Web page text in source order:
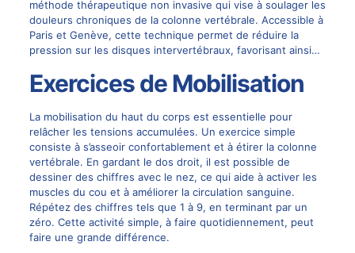
méthode thérapeutique non invasive qui vise à soulager les
douleurs chroniques de la colonne vertébrale. Accessible à
Paris et Genève, cette technique permet de réduire la
pression sur les disques intervertébraux, favorisant ainsi…
Exercices de Mobilisation
La mobilisation du haut du corps est essentielle pour
relâcher les tensions accumulées. Un exercice simple
consiste à s’asseoir confortablement et à étirer la colonne
vertébrale. En gardant le dos droit, il est possible de
dessiner des chiffres avec le nez, ce qui aide à activer les
muscles du cou et à améliorer la circulation sanguine.
Répétez des chiffres tels que 1 à 9, en terminant par un
zéro. Cette activité simple, à faire quotidiennement, peut
faire une grande différence.